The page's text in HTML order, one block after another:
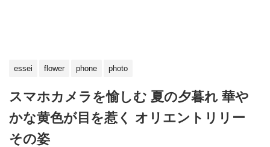
essei flower phone photo
スマホカメラを愉しむ 夏の夕暮れ 華や
かな黄色が目を惹く オリエントリリー
その姿